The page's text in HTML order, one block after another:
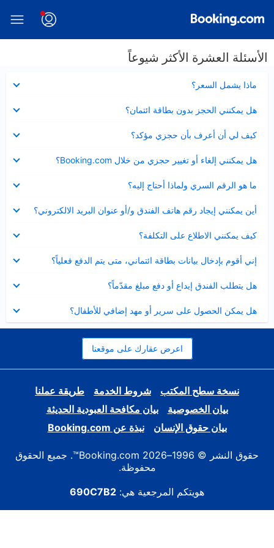
الأسئلة العشرة الأكثر شيوعاً
ماذا يشمل السعر؟
مصغر
هل يمكنني الحجز بدون بطاقة ائتمان؟
مصغر
كيف لي أن أعرف بأن حجزي مؤكد؟
مصغر
هل يمكنني إلغاء أو تغيير حجزي من خلال Booking.com؟
مصغر
ما هو الرقم السري ولماذا أحتاج إليه؟
مصغر
أين يمكنني إيجاد رقم هاتف الفندق و/أو عنوان البريد الالكتروني؟
عرض
مصغر
كيف يمكنني الاطلاع على التكلفة؟
مصغر
إني أقوم بإدخال بيانات بطاقة ائتماني، متى يتم الدفع فعلياً؟
مصغر
هل يتطلب الفندق إيداع أو دفع مبلغ مقدّماً؟
مصغر
هل يمكن الحصول على سرير أو مهد إضافي للأطفال؟
مصغر
اعرض عقارك على موقعنا
نسخة سطح المكتب شروط الخدمة
طريقة عملنا
بيان الخصوصية
بيان مكافحة العبودية الحديثة
بيان حقوق الإنسان
نبذة عن Booking.com
حقوق النشر © 1996–2026 Booking.com™. جميع الحقوق
محفوظة.
هويتكم المرجعية هي: 690C7B2